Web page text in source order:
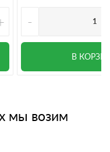
-
В
мы возим